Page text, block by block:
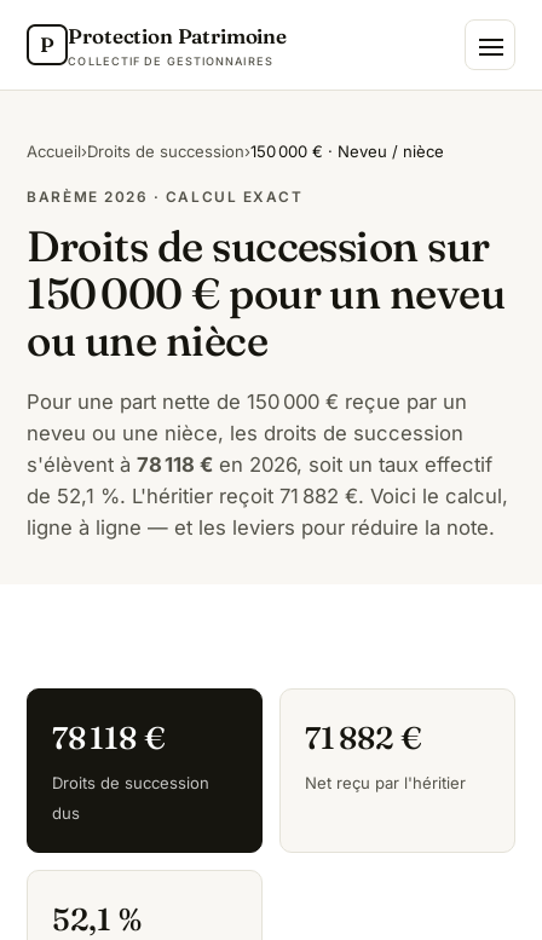
P Protection Patrimoine
COLLECTIF DE GESTIONNAIRES
Accueil›Droits de succession›150 000 € · Neveu / nièce
BARÈME 2026 · CALCUL EXACT
Droits de succession sur
150 000 € pour un neveu
ou une nièce
Pour une part nette de 150 000 € reçue par un
neveu ou une nièce, les droits de succession
s'élèvent à78 118 € en 2026, soit un taux effectif
de 52,1 %. L'héritier reçoit 71 882 €. Voici le calcul,
ligne à ligne — et les leviers pour réduire la note.
78 118 €
Droits de succession
dus
71 882 €
Net reçu par l'héritier
52,1 %